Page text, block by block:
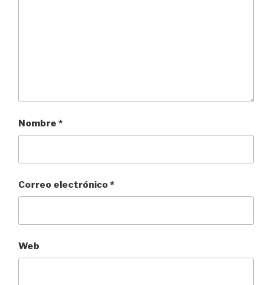
Nombre *
Correo electrónico *
Web